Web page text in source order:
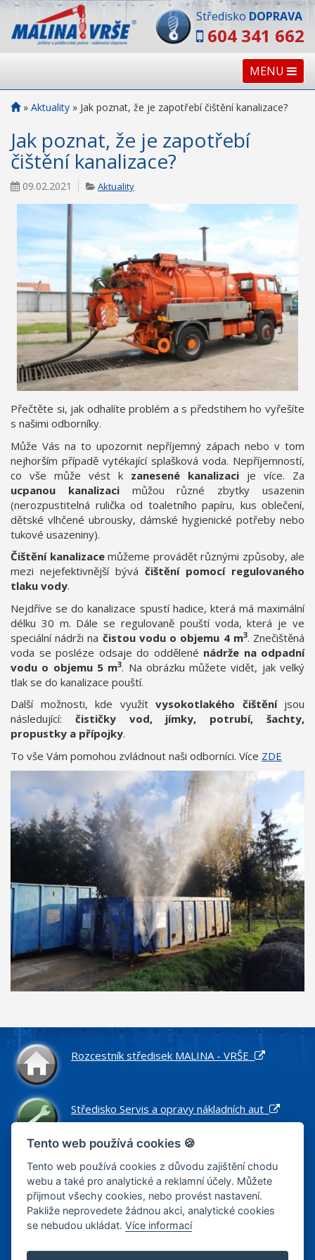
Středisko DOPRAVA
604 341 662
MENU
» Aktuality » Jak poznat, že je zapotřebí čištění kanalizace?
Jak poznat, že je zapotřebí
čištění kanalizace?
09.02.2021 Aktuality
Přečtěte si, jak odhalíte problém a s předstihem ho vyřešíte
s našimi odborníky.
Může Vás na to upozornit nepříjemný zápach nebo v tom
nejhorším případě vytékající splašková voda. Nepříjemností,
co vše může vést k zanesené kanalizaci je více. Za
ucpanou kanalizacimůžou různé zbytky usazenin
(nerozpustitelná rulička od toaletního papíru, kus oblečení,
dětské vlhčené ubrousky, dámské hygienické potřeby nebo
tukové usazeniny).
Čištění kanalizacemůžeme provádět různými způsoby, ale
mezi nejefektivnější bývá čištění pomocí regulovaného
tlaku vody.
Nejdříve se do kanalizace spustí hadice, která má maximální
délku 30 m. Dále se regulovaně pouští voda, která je ve
speciální nádrži na čistou vodu o objemu 4 m3. Znečištěná
voda se posléze odsaje do oddělené nádrže na odpadní
vodu o objemu 5 m3. Na obrázku můžete vidět, jak velký
tlak se do kanalizace pouští.
Další možnosti, kde využít vysokotlakého čištěníjsou
následující: čističky vod, jímky, potrubí, šachty,
propustky a přípojky.
To vše Vám pomohou zvládnout naši odborníci. Více ZDE
Rozcestník středisek MALINA - VRŠE
Středisko Servis a opravy nákladních aut
Středisko Náhradní díly pro nákladní vozidla
Středisko Zemní práce a stavby
Tento web používá cookies 🍪
Tento web používá cookies z důvodu zajištění chodu
webu a také pro analytické a reklamní účely. Můžete
přijmout všechy cookies, nebo provést nastavení.
Pakliže neprovedete žádnou akci, analytické cookies
se nebudou ukládat.Více informací